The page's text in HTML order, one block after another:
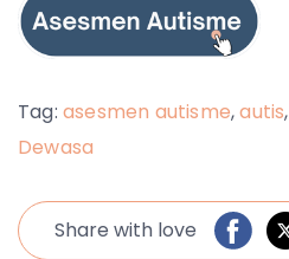
Tag: asesmen autisme,autis,
Dewasa
Share with love